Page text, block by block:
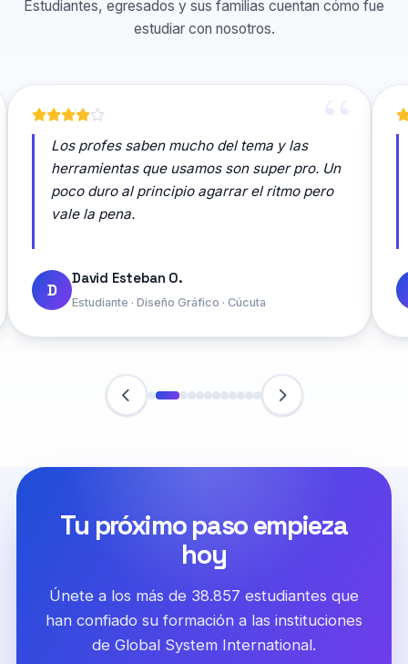
Estudiantes, egresados y sus familias cuentan cómo fue
estudiar con nosotros.
Los profes saben mucho del tema y las
herramientas que usamos son super pro. Un
poco duro al principio agarrar el ritmo pero
vale la pena.
D
David Esteban O.
Estudiante · Diseño Gráfico · Cúcuta
Tu próximo paso empieza
hoy
Únete a los más de 38.857 estudiantes que
han confiado su formación a las instituciones
de Global System International.